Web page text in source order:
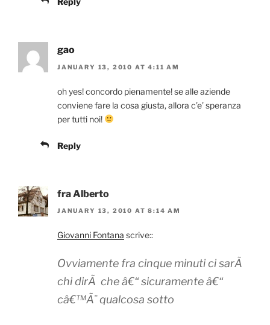
gao
JANUARY 13, 2010 AT 4:11 AM
oh yes! concordo pienamente! se alle aziende
conviene fare la cosa giusta, allora c’e’ speranza
per tutti noi!
Reply
fra Alberto
JANUARY 13, 2010 AT 8:14 AM
Giovanni Fontana scrive::
Ovviamente fra cinque minuti ci sarÃ
chi dirÃ che â€“ sicuramente â€“
câ€™Ã¨ qualcosa sotto